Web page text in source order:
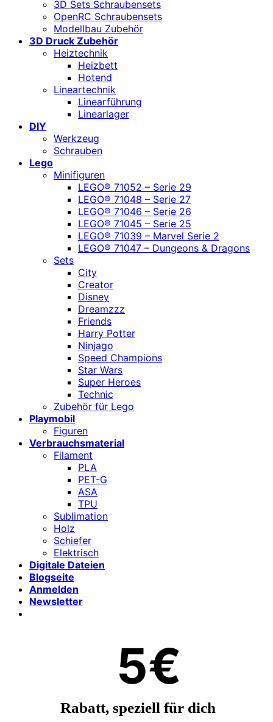
3D Sets Schraubensets
OpenRC Schraubensets
Modellbau Zubehör
3D Druck Zubehör
Heiztechnik
Heizbett
Hotend
Lineartechnik
Linearführung
Linearlager
DIY
Werkzeug
Schrauben
Lego
Minifiguren
LEGO® 71052 – Serie 29
LEGO® 71048 – Serie 27
LEGO® 71046 – Serie 26
LEGO® 71045 – Serie 25
LEGO® 71039 – Marvel Serie 2
LEGO® 71047 – Dungeons & Dragons
Sets
City
Creator
Disney
Dreamzzz
Friends
Harry Potter
Ninjago
Speed Champions
Star Wars
Super Heroes
Technic
Zubehör für Lego
Playmobil
Figuren
Verbrauchsmaterial
Filament
PLA
PET-G
ASA
TPU
Sublimation
Holz
Schiefer
Elektrisch
Digitale Dateien
Blogseite
Anmelden
Newsletter
5€
Rabatt, speziell für dich